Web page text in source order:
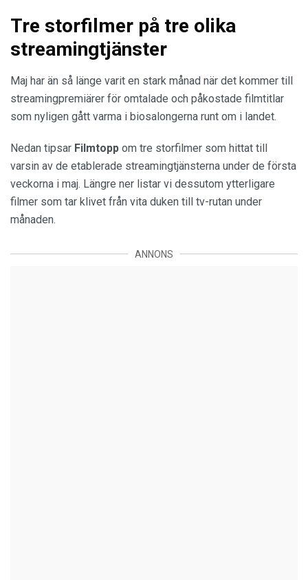
Tre storfilmer på tre olika
streamingtjänster
Maj har än så länge varit en stark månad när det kommer till
streamingpremiärer för omtalade och påkostade filmtitlar
som nyligen gått varma i biosalongerna runt om i landet.
Nedan tipsar Filmtopp om tre storfilmer som hittat till
varsin av de etablerade streamingtjänsterna under de första
veckorna i maj. Längre ner listar vi dessutom ytterligare
filmer som tar klivet från vita duken till tv-rutan under
månaden.
ANNONS